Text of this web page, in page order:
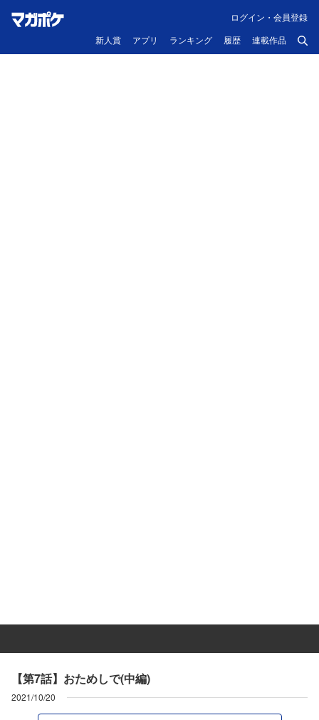
新人賞 アプリ ランキング 履歴 連載作品
ログイン・会員登録
【第7話】おためしで(中編)
2021/10/20